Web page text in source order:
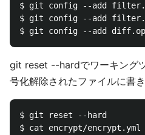
$ git config --add
$ git config --add
git reset --hardでワーキング
号化解除されたファイルに書き
$ git reset --hard
$ cat encrypt/encrypt.yml